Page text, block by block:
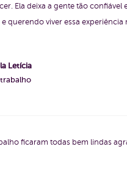
Ela deixa a gente tão
querendo viver essa experiência
Letícia
ficaram todas bem lindas